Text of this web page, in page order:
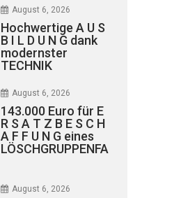
August 6, 2026
Hochwertige A U S
B I L D U N G dank
modernster
TECHNIK
August 6, 2026
143.000 Euro für E
R S A T Z B E S C H
A F F U N G eines
LÖSCHGRUPPENFA
August 6, 2026